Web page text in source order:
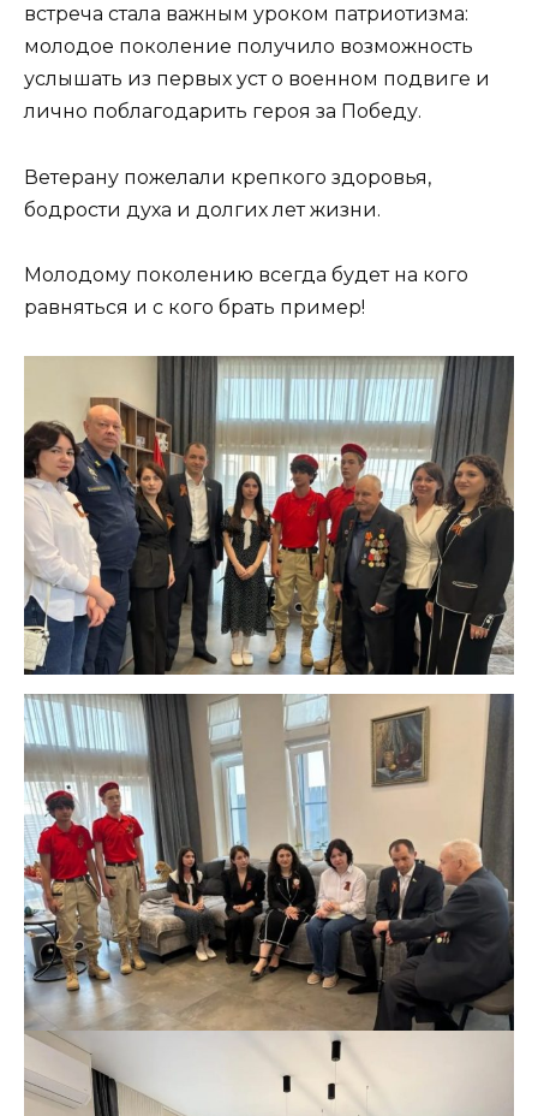
встреча стала важным уроком патриотизма:
молодое поколение получило возможность
услышать из первых уст о военном подвиге и
лично поблагодарить героя за Победу.
Ветерану пожелали крепкого здоровья,
бодрости духа и долгих лет жизни.
Молодому поколению всегда будет на кого
равняться и с кого брать пример!